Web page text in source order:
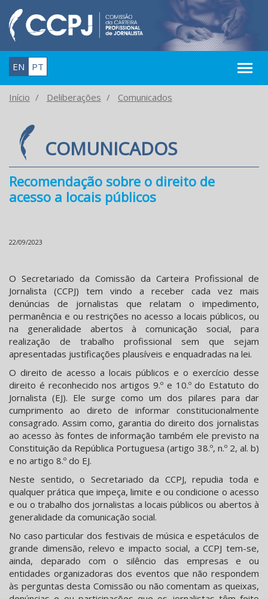
EN PT
Início Deliberações Comunicados
COMUNICADOS
Recomendação sobre o direito de
acesso a locais públicos
22/09/2023
O Secretariado da Comissão da Carteira Profissional de
Jornalista (CCPJ) tem vindo a receber cada vez mais
denúncias de jornalistas que relatam o impedimento,
permanência e ou restrições no acesso a locais públicos, ou
na generalidade abertos à comunicação social, para
realização de trabalho profissional sem que sejam
apresentadas justificações plausíveis e enquadradas na lei.
O direito de acesso a locais públicos e o exercício desse
direito é reconhecido nos artigos 9.º e 10.º do Estatuto do
Jornalista (EJ). Ele surge como um dos pilares para dar
cumprimento ao direto de informar constitucionalmente
consagrado. Assim como, garantia do direito dos jornalistas
ao acesso às fontes de informação também ele previsto na
Constituição da República Portuguesa (artigo 38.º, n.º 2, al. b)
e no artigo 8.º do EJ.
Neste sentido, o Secretariado da CCPJ, repudia toda e
qualquer prática que impeça, limite e ou condicione o acesso
e ou o trabalho dos jornalistas a locais públicos ou abertos à
generalidade da comunicação social.
No caso particular dos festivais de música e espetáculos de
grande dimensão, relevo e impacto social, a CCPJ tem-se,
ainda, deparado com o silêncio das empresas e ou
entidades organizadoras dos eventos que não respondem
às perguntas desta Comissão ou não comentam as queixas,